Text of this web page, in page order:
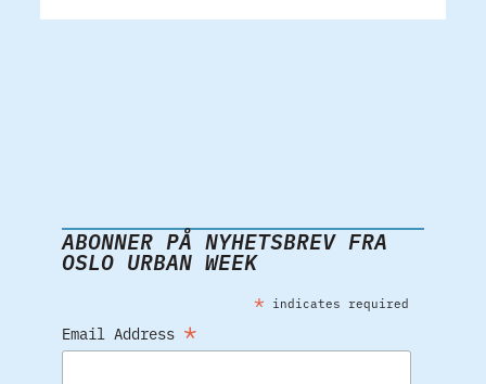
ABONNER PÅ NYHETSBREV FRA
OSLO URBAN WEEK
* indicates required
Email Address *